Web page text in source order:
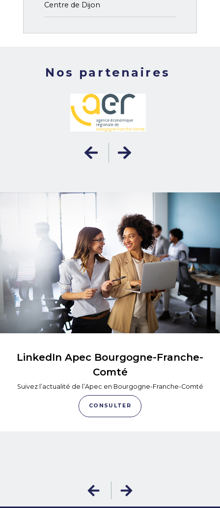
Centre de Dijon
Nos partenaires
LinkedIn Apec Bourgogne-Franche-
Comté
Suivez l’actualité de l’Apec en Bourgogne-Franche-Comté
CONSULTER